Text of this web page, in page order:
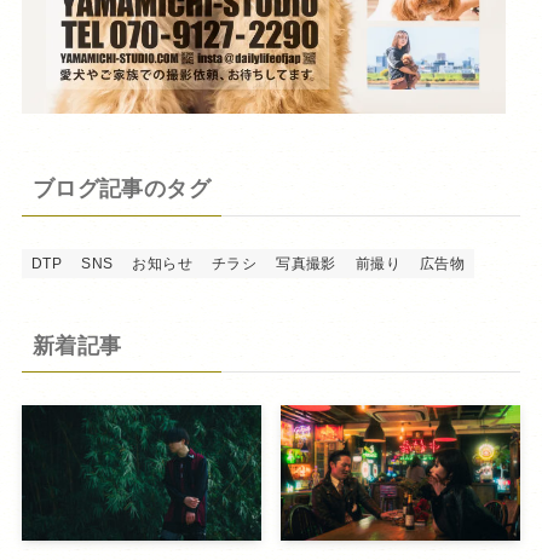
ブログ記事のタグ
DTP SNS お知らせ チラシ 写真撮影 前撮り 広告物
新着記事